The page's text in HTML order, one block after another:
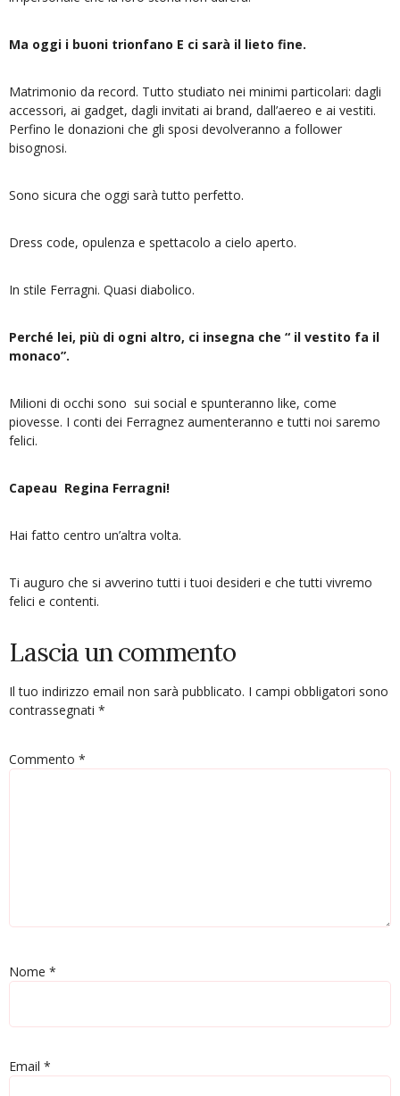
Ma oggi i buoni trionfano E ci sarà il lieto fine.
Matrimonio da record. Tutto studiato nei minimi particolari: dagli
accessori, ai gadget, dagli invitati ai brand, dall’aereo e ai vestiti.
Perfino le donazioni che gli sposi devolveranno a follower
bisognosi.
Sono sicura che oggi sarà tutto perfetto.
Dress code, opulenza e spettacolo a cielo aperto.
In stile Ferragni. Quasi diabolico.
Perché lei, più di ogni altro, ci insegna che “ il vestito fa il
monaco”.
Milioni di occhi sono sui social e spunteranno like, come
piovesse. I conti dei Ferragnez aumenteranno e tutti noi saremo
felici.
Capeau Regina Ferragni!
Hai fatto centro un’altra volta.
Ti auguro che si avverino tutti i tuoi desideri e che tutti vivremo
felici e contenti.
Lascia un commento
Il tuo indirizzo email non sarà pubblicato. I campi obbligatori sono
contrassegnati *
Commento *
Nome *
Email *